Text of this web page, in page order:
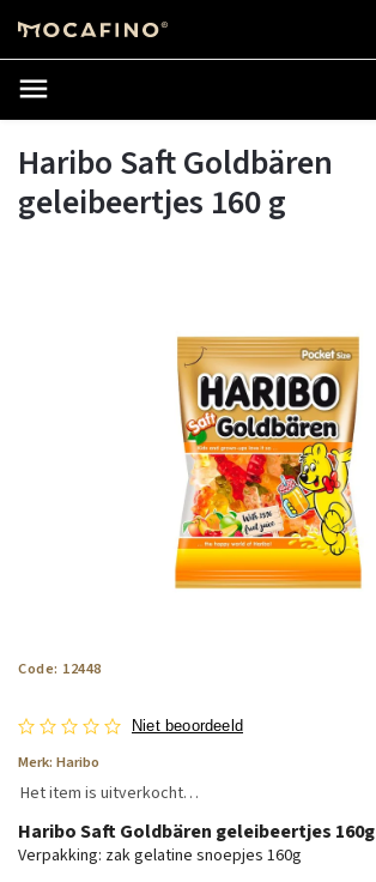
Haribo Saft Goldbären
geleibeertjes 160 g
Code: 12448
Niet beoordeeld
Merk: Haribo
Het item is uitverkocht…
Haribo Saft Goldbären geleibeertjes 160g
Verpakking: zak gelatine snoepjes 160g